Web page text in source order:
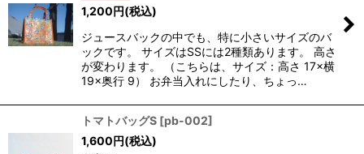
1,200円(税込)
ジュースバックの中でも、特に小さいサイズのバ
ックです。 サイズはSSには2種類あります。 高さ
が変わります。 （こちらは、サイズ：高さ 17×横
19×奥行 9） お弁当入れにしたり、ちょっ…
トマトバッグS [pb-002]
1,600円(税込)